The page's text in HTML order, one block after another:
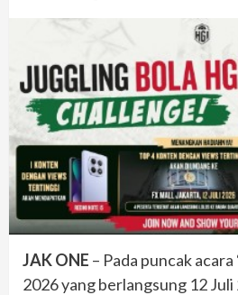
JAK ONE – Pada puncak
2026 yang berlangsung 12